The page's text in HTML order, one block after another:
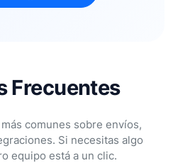
Frecuentes
comunes sobre envíos,
Si necesitas algo
equipo está a un clic.